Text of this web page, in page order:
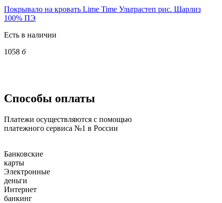
Покрывало на кровать Lime Time Ультрастеп рис. Шарлиз
100% ПЭ
Есть в наличии
1058 б
Способы оплаты
Платежи осуществляются с помощью
платежного сервиса №1 в России
Банковские
карты
Электронные
деньги
Интернет
банкинг